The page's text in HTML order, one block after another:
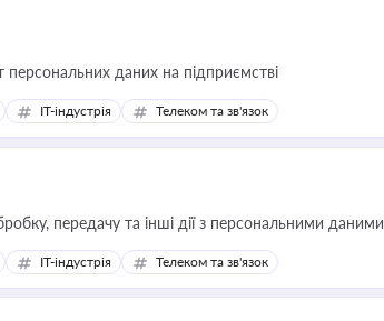
персональних даних на підприємстві
IT-індустрія Телеком та зв'язок
передачу та інші дії з персональними даними
IT-індустрія Телеком та зв'язок